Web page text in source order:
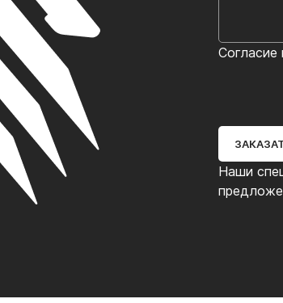
Наши
Согласие